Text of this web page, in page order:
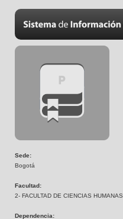
Sede:
Bogotá
Facultad:
2- FACULTAD DE CIENCIAS HUMANAS
Dependencia: